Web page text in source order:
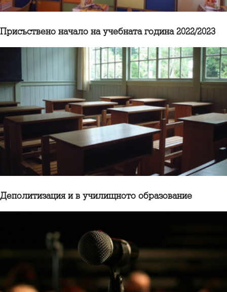
Присъствено начало на учебната година 2022/2023
Деполитизация и в училищното образование